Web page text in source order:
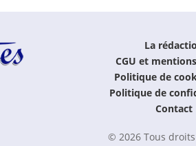
La
CGU et
Politique de
Politique de
Contact
© 2026 Tous